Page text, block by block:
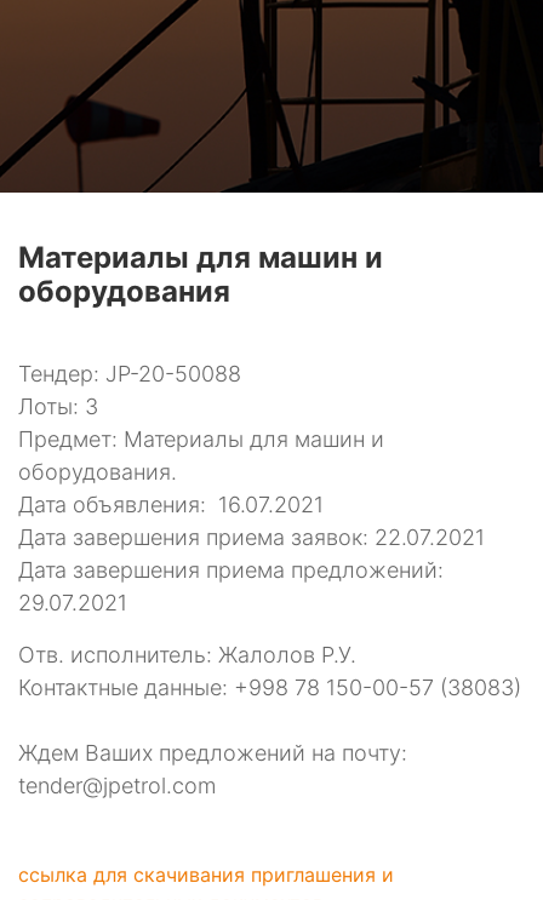
Материалы для машин и
оборудования
Тендер: JP-20-50088
Лоты: 3
Предмет: Материалы для машин и
оборудования.
Дата объявления: 16.07.2021
Дата завершения приема заявок: 22.07.2021
Дата завершения приема предложений:
29.07.2021
Отв. исполнитель: Жалолов Р.У.
Контактные данные: +998 78 150-00-57 (38083)
Ждем Ваших предложений на почту:
tender@jpetrol.com
ссылка для скачивания приглашения и